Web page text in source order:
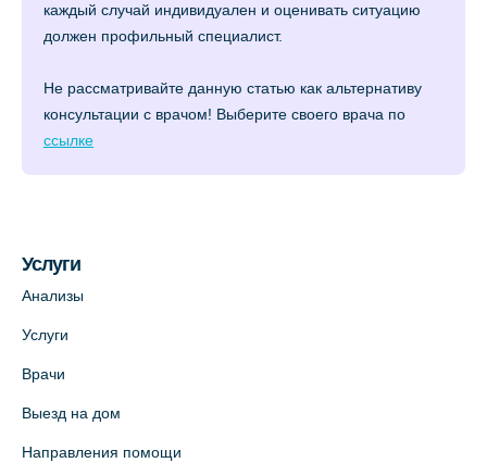
каждый случай индивидуален и оценивать ситуацию
должен профильный специалист.
Не рассматривайте данную статью как альтернативу
консультации с врачом! Выберите своего врача по
ссылке
Услуги
Анализы
Услуги
Врачи
Выезд на дом
Направления помощи